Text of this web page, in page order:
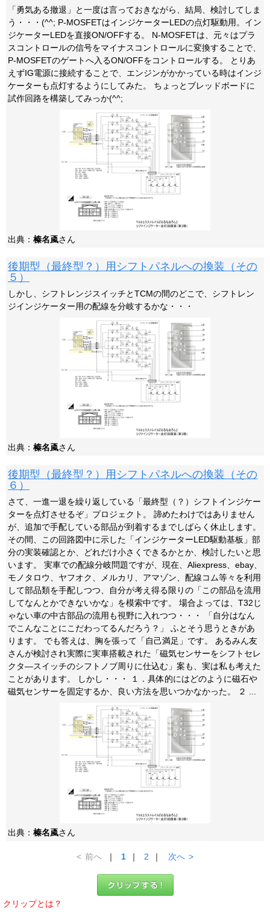
「勇気ある撤退」と一度は言っておきながら、結局、検討してしま
う・・・(^^; P-MOSFETはインジケーターLEDの点灯駆動用。イン
ジケーターLEDを直接ON/OFFする。 N-MOSFETは、元々はプラ
スコントロールの信号をマイナスコントロールに変換することで、
P-MOSFETのゲートへ入るON/OFFをコントロールする。 とりあ
えずIG電源に接続することで、エンジンがかかっている時はインジ
ケーターも点灯するようにしてみた。 ちょっとブレッドボードに
試作回路を構築してみっか(^^;
出典： 榛名颪さん
後期型（最終型？）用シフトパネルへの換装（その
５）
しかし、シフトレンジスイッチとTCMの間のどこで、シフトレン
ジインジケーター用の配線を分岐するかな・・・
出典： 榛名颪さん
後期型（最終型？）用シフトパネルへの換装（その
６）
さて、一進一退を繰り返している「最終型（？）シフトインジケー
ターを点灯させるぞ」プロジェクト。 諦めたわけではありません
が、追加で手配している部品が到着するまでしばらく休止します。
その間、この回路図中に示した「インジケーターLED駆動基板」部
分の実装確認とか、どれだけ小さくできるかとか、検討したいと思
います。 実車での配線分岐問題ですが、現在、Aliexpress、ebay、
モノタロウ、ヤフオク、メルカリ、アマゾン、配線コム等々を利用
して部品類を手配しつつ、自分が考え得る限りの「この部品を流用
してなんとかできないかな」を模索中です。 場合よっては、T32じ
ゃない車の中古部品の流用も視野に入れつつ・・・ 「自分はなん
でこんなことにこだわってるんだろう？」 ふとそう思うときがあ
ります。 でも答えは、胸を張って「自己満足」です。 あるみん友
さんが検討され実際に実車搭載された「磁気センサーをシフトセレ
クタ―スイッチのシフトノブ周りに仕込む」案も、実は私も考えた
ことがあります。 しかし・・・ １．具体的にはどのように磁石や
磁気センサーを固定するか、良い方法を思いつかなかった。 ２ ...
出典： 榛名颪さん
< 前へ ｜ 1 ｜ 2 ｜ 次へ >
クリップとは？